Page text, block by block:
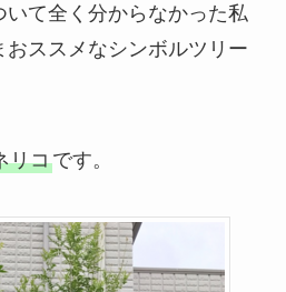
て全く分からなかった私
ススメなシンボルツリー
リコです。